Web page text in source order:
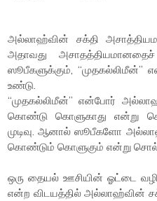
அல்லாஹ்வின் சக்தி
அதாவது
ஸூபீகளுக்கும், “முதகல்லிமீன்”
உண்டு.
“முதகல்லிமீன்” என்போர்
கொண்டு கொளுகாது என்று
முடிவு. ஆனால் ஸூபீகளோ
கொண்டும் கொளுகும் என்று
ஒரு தையல் ஊசியின் ஓட்டை
என்ற விடயத்தில் அல்லாஹ்வின்